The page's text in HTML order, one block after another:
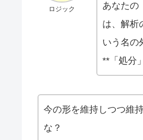
ロジック
あなたの
は、解析
いう名の
**「処分
今の形を維持しつつ維
な？